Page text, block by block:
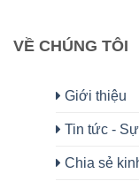
VỀ CHÚNG TÔI
Giới thiệu
Tin tức -
Chia sẻ